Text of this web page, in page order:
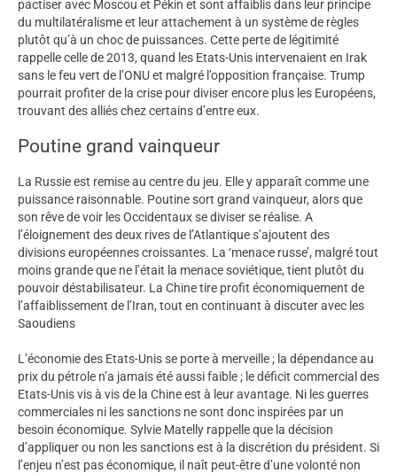
pactiser avec Moscou et Pékin et sont affaiblis dans leur principe
du multilatéralisme et leur attachement à un système de règles
plutôt qu’à un choc de puissances. Cette perte de légitimité
rappelle celle de 2013, quand les Etats-Unis intervenaient en Irak
sans le feu vert de l’ONU et malgré l’opposition française. Trump
pourrait profiter de la crise pour diviser encore plus les Européens,
trouvant des alliés chez certains d’entre eux.
Poutine grand vainqueur
La Russie est remise au centre du jeu. Elle y apparaît comme une
puissance raisonnable. Poutine sort grand vainqueur, alors que
son rêve de voir les Occidentaux se diviser se réalise. A
l’éloignement des deux rives de l’Atlantique s’ajoutent des
divisions européennes croissantes. La ‘menace russe’, malgré tout
moins grande que ne l’était la menace soviétique, tient plutôt du
pouvoir déstabilisateur. La Chine tire profit économiquement de
l’affaiblissement de l’Iran, tout en continuant à discuter avec les
Saoudiens
L’économie des Etats-Unis se porte à merveille ; la dépendance au
prix du pétrole n’a jamais été aussi faible ; le déficit commercial des
Etats-Unis vis à vis de la Chine est à leur avantage. Ni les guerres
commerciales ni les sanctions ne sont donc inspirées par un
besoin économique. Sylvie Matelly rappelle que la décision
d’appliquer ou non les sanctions est à la discrétion du président. Si
l’enjeu n’est pas économique, il naît peut-être d’une volonté non